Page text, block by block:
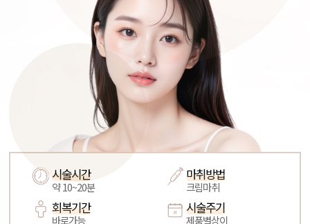
시술시간
약 10~20분
마취방법
크림마취
회복기간
바로가능
시술주기
제품별상이